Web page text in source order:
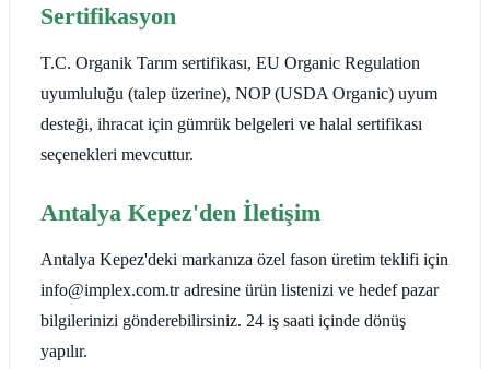
Sertifikasyon
T.C. Organik Tarım sertifikası, EU Organic Regulation
uyumluluğu (talep üzerine), NOP (USDA Organic) uyum
desteği, ihracat için gümrük belgeleri ve halal sertifikası
seçenekleri mevcuttur.
Antalya Kepez'den İletişim
Antalya Kepez'deki markanıza özel fason üretim teklifi için
info@implex.com.tr adresine ürün listenizi ve hedef pazar
bilgilerinizi gönderebilirsiniz. 24 iş saati içinde dönüş
yapılır.